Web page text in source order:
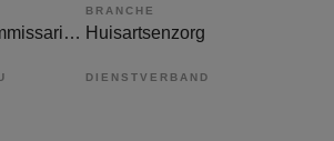
Lid Raad van Commissarissen
BRANCHE
Huisartsenzorg
DIENSTVERBAND